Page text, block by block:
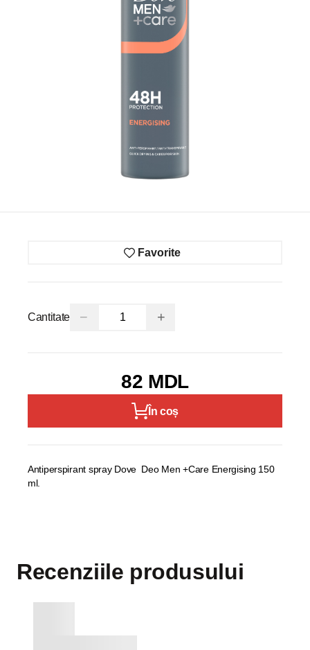
Favorite
Cantitate − +
82 MDL
În coș
Antiperspirant spray Dove Deo Men +Care Energising 150
ml.
Recenziile produsului